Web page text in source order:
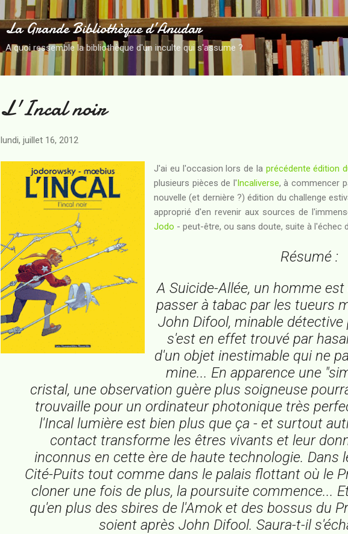
Accéder au contenu principal
La Grande Bibliothèque d’Anudar
A quoi ressemble la bibliothèque d'un inculte qui s'assume ?
L'Incal noir
lundi, juillet 16, 2012
J'ai eu l'occasion lors de la précédente édition
plusieurs pièces de l'Incaliverse, à commencer
nouvelle (et dernière ?) édition du challenge
approprié d'en revenir aux sources de
Jodo - peut-être, ou sans doute, suite à l'échec
Résumé :
A Suicide-Allée, un homme
passer à tabac par les tueurs
John Difool, minable détective
s'est en effet trouvé par
d'un objet inestimable qui ne
mine... En apparence une
cristal, une observation guère plus soigneuse
trouvaille pour un ordinateur photonique très
l'Incal lumière est bien plus que ça - et surtout
contact transforme les êtres vivants et leur
inconnus en cette ère de haute technologie. Dans
Cité-Puits tout comme dans le palais flottant où le
cloner une fois de plus, la poursuite commence...
qu'en plus des sbires de l'Amok et des bossus du
soient après John Difool. Saura-t-il